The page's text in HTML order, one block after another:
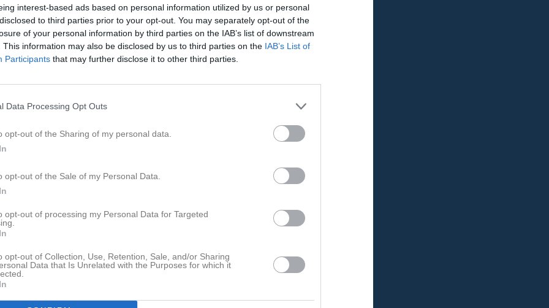
interest-based ads based on personal information utilized by us or personal
to third parties prior to your opt-out. You may separately opt-out of the
of your personal information by third parties on the IAB’s list of downstream
This information may also be disclosed by us to third parties on the IAB’s List of
Participants that may further disclose it to other third parties.
Data Processing Opt Outs
opt-out of the Sharing of my personal data.
opt-out of the Sale of my Personal Data.
opt-out of processing my Personal Data for Targeted
opt-out of Collection, Use, Retention, Sale, and/or Sharing
Data that Is Unrelated with the Purposes for which it
Hej! Tyvärr har vi fått besked av Örebro Syrianska att de måste ställa in morgondagens match pga sjuka spelare… Vi undersöker om vi kan få till en träning imorgon istället även om det är en klen tröst. Vi återkommer med besked när vi vet om det finns plantid. Med vänlig hälsning, tränarna
Höstinformation Rynninge IK PU14/15 Under spelarträffen inför höstsäsongen gick vi igenom både vårens erfarenheter och planerna framåt. Vi ville denna gång prata med de födda 2011 för att utvärdera samarbetet med P2012. Utveckling, ansvar och träningsnärvaro Vi pratade om sambandet mellan träningsnärvaro och utveckling. Lagets genomsnittliga träningsnärvaro ligger på cirka 50 %. Samtidigt ser vi att några spelare ligger runt 70-80 %, medan många ligger betydligt lägre. Även spelare med hög närvaro missar ungefär en träning i veckan, vilket visar hur viktigt kontinuitet är för utveckling över tid. Vi betonade att utveckling inte handlar om talang utan om: - Närvaro - Arbetsinsats - Inställning - Viljan att lära sig och utvecklas Vi pratade också om vikten av att fokusera på det man själv kan påverka och ta ansvar för sin egen utveckling. Regionalserien Efter utvärdering av våren har vi valt att lämna regionalserien inför hösten. Vi kommer spela de kvarvarande matcherna i grundserien, men inte delta i den omdelade serien. Beslutet grundar sig inte på brist på ambition eller färdighet, utan framför allt på att lagets träningsnärvaro inte varit tillräckligt hög för att ge oss de bästa förutsättningarna i den miljön. Vårt mål är att skapa en hållbar verksamhet där fler spelare får möjlighet att utvecklas, spela matcher och ha roligt med fotbollen. Höstens seriespel och cuper Under hösten kommer vi att för f.2011delta med lag i två lokala 11 mot 11-serier. Om upplägget på serierna blir likt det som var på våren så blir det; - Grupp 5 spelar i en Örebroserie. - Grupp 4 spelar i en serie tillsammans med ett närliggande distrikt. Födda 2012 kommer främst spela 9v9. Målet är att skapa fler bra matchmiljöer och utvecklingsmöjligheter för fler spelare. I höst har vi anmält oss till 2 cuper som spelas i oktober/november i Nyköping respektive Linköping. Mer info om dessa kommer efter sommaren. Samarbete mellan 2012, 2011 och 2010 Många av 2012-spelarna tränar redan med oss idag. Framöver vill vi tydligare anpassa tränings- och matchmiljöerna utifrån spelarnas utvecklingsnivå. - Vissa spelare kommer främst spela 9 mot 9. - Andra kommer successivt få mer erfarenhet av 11 mot 11. Vi vill även utveckla samarbetet med 2010-laget för att skapa en tydlig utvecklingsväg för de spelare som är redo för nästa utmaning. Blå och Vit träningsgrupp Under hösten inför vi Blå och Vit träningsgrupp. Detta är inte ett A-lag och B-lag, utan två olika utvecklingsmiljöer. Båda grupperna tränar samtidigt, på samma ytor, gör samma övningar men i olika grupperingar. Utgångspunkten är att spelarna själva, på varje träning, får välja vilken miljö som passar deras ambition och utvecklingsmål bäst, men även hur man känner sig just den dagen. Ledare kommer flytta spelare mellan grupper om så behövs, men när så sker också vara tydliga med spelaren om varför detta sker. Vit grupp För spelare som: - Vill vara aktiv och driven i sin träningsmiljö - Vill träna i högre tempo - Söker större utmaning och krav - Vill ta ansvar för sin egen utveckling Blå grupp För spelare som: - Vill utvecklas i sin egen takt - Fortsatt vill träna och utvecklas i en trygg miljö - Söker en annan balans mellan fotboll och övriga aktiviteter Vi förväntar oss engagemang och fokus i båda grupperna, men kraven och förväntningarna skiljer sig åt. Vår målsättning är att alla på sikt ska vilja välja vit grupp. Vår väg framåt Vår ambition är att skapa: - Rätt utmaning för varje spelare - Fler utvecklingsmöjligheter - Tydligare utvecklingsvägar mellan P14, P15 och P16/17 - En miljö där spelarna tar ansvar för sin egen utveckling samtidigt som vi skapar en stark lag- och föreningskänsla Vi ser fram emot en utvecklande och rolig höst tillsammans! Ledarna Rynninge IK PU14/15
album
Nyheter från föreningen
Ny assisterande tränare i herrlaget
26 jun
Hipphipp - "Figge" fyller 70-år!